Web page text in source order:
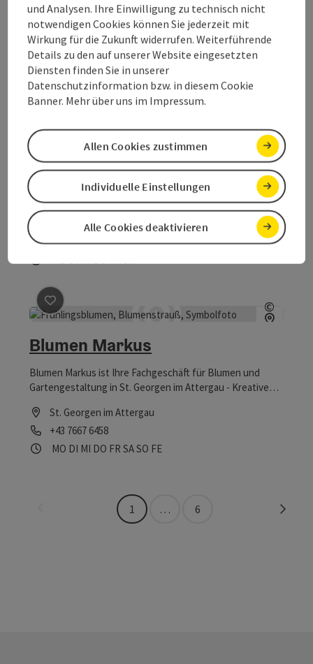
Wir betreiben unseren Biohof im Nebenerwerb. Unser
Wunsch ist es, regionale Lebensmittel im Raum Attergau
zu produzieren und zu vermarkten. Da in der
Landwirtschaft immer mehr auf Massenproduktion
gesetzt wird, wollen wir ein Zeichen setzen. Setzen wir
gemeinsam auf regionale Vielfalt in und für unsere Natur
St. Georgen im Attergau
Telefon
+43 7667 21826
Öffnungszeiten
©
Beitrag merken: Blumen & Garten Gasselsberger
Blumen & Garten Gasselsberger
Sag es durch die Blume!
St. Georgen im Attergau
Telefon
+43 7667 20071
MODIMIDOFRSA
©
Beitrag merken
Blumen Markus
Blumen Markus ist Ihre Fachgeschäft für Blumen und
Gartengestaltung in St. Georgen im Attergau - Kreative
sowie Planung und Ausführung Ihrer Gartengestaltung.
St. Georgen im Attergau
Telefon
+43 7667 6458
Öffnungszeiten
MO Montag geöffnet
DI Dienstag geöffnet
MI Mittwoch geöffnet
DO Donnerstag geöffnet
FR Freitag geöffnet
SASamstag geöffnet
SO Sonntag geöffnet
FEFeiertag geöffnet
1 … 6 Seite
und Analysen. Ihre Einwilligung zu technisch nicht
notwendigen Cookies können Sie jederzeit mit
Wirkung für die Zukunft widerrufen. Weiterführende
Details zu den auf unserer Website eingesetzten
Diensten finden Sie in unserer
Datenschutzinformation bzw. in diesem Cookie
Banner. Mehr über uns im Impressum.
Alle Cookies deaktivieren
Individuelle Einstellungen
Allen Cookies zustimmen